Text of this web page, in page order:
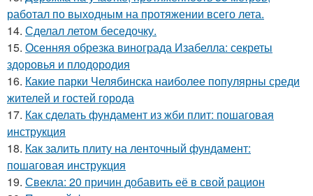
работал по выходным на протяжении всего лета.
14. Сделал летом беседочку.
15. Осенняя обрезка винограда Изабелла: секреты
здоровья и плодородия
16. Какие парки Челябинска наиболее популярны среди
жителей и гостей города
17. Как сделать фундамент из жби плит: пошаговая
инструкция
18. Как залить плиту на ленточный фундамент:
пошаговая инструкция
19. Свекла: 20 причин добавить её в свой рацион